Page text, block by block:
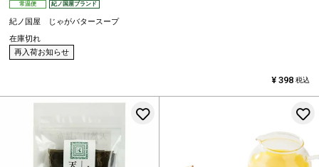
常温便 紀ノ国屋ブランド
紀ノ国屋 じゃがバタースープ
在庫切れ
再入荷お知らせ
¥ 398 税込